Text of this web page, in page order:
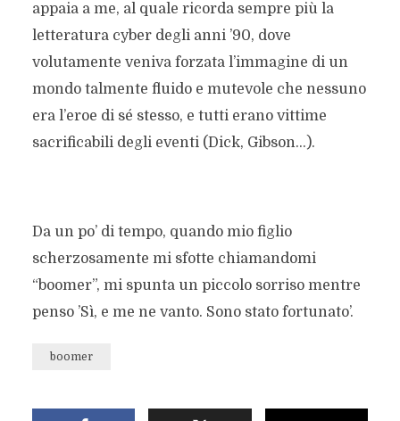
appaia a me, al quale ricorda sempre più la
letteratura cyber degli anni ’90, dove
volutamente veniva forzata l’immagine di un
mondo talmente fluido e mutevole che nessuno
era l’eroe di sé stesso, e tutti erano vittime
sacrificabili degli eventi (Dick, Gibson…).
Da un po’ di tempo, quando mio figlio
scherzosamente mi sfotte chiamandomi
“boomer”, mi spunta un piccolo sorriso mentre
penso ’Sì, e me ne vanto. Sono stato fortunato’.
boomer